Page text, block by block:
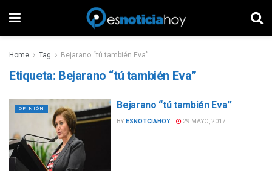
Home Tag Bejarano “tú también Eva”
Etiqueta: Bejarano “tú también Eva”
OPINIÓN Bejarano “tú también Eva”
BY ESNOTCIAHOY 29 MAYO, 2017